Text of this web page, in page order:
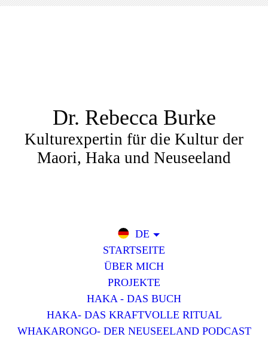
Dr. Rebecca Burke
Kulturexpertin für die Kultur der
Maori, Haka und Neuseeland
DE
STARTSEITE
ÜBER MICH
PROJEKTE
HAKA - DAS BUCH
HAKA- DAS KRAFTVOLLE RITUAL
WHAKARONGO- DER NEUSEELAND PODCAST